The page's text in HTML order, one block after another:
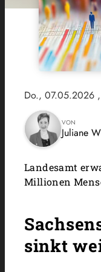
Do., 07.05.2026
VON
Juliane
Landesamt
Millionen
sinkt